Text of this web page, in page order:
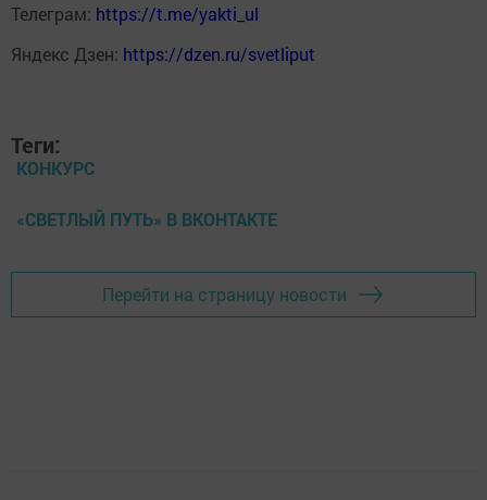
Телеграм: https://t.me/yakti_ul
Яндекс Дзен: https://dzen.ru/svetliput
Теги:
КОНКУРС
«СВЕТЛЫЙ ПУТЬ» В ВКОНТАКТЕ
Перейти на страницу новости